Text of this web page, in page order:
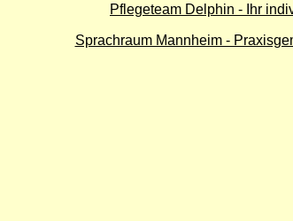
Pflegeteam Delphin - Ihr
Sprachraum Mannheim -